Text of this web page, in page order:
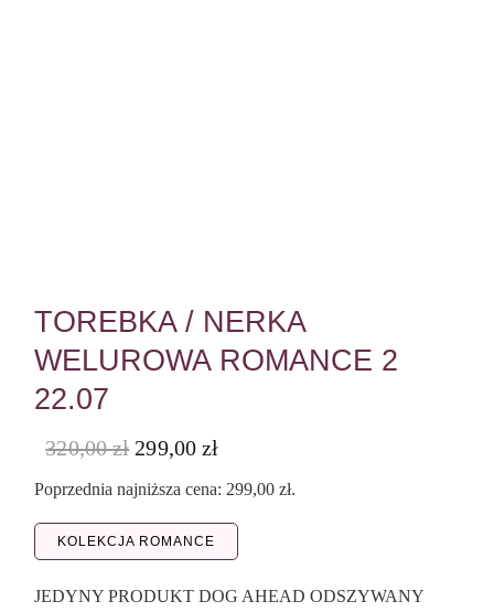
TOREBKA / NERKA
WELUROWA ROMANCE 2
22.07
320,00zł Pierwotna
cena
wynosiła:
299,00 złAktualna
wynosi:
Poprzednia najniższa cena: 299,00zł.
KOLEKCJA ROMANCE
JEDYNY PRODUKT DOG AHEAD ODSZYWANY